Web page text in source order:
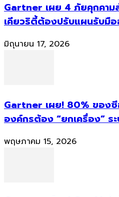
Gartner เผย 4 ภัยคุกคาม
เคียวริตี้ต้องปรับแผนรับมือ
มิถุนายน 17, 2026
Gartner เผย! 80% ของ
องค์กรต้อง “ยกเครื่อง” ร
พฤษภาคม 15, 2026